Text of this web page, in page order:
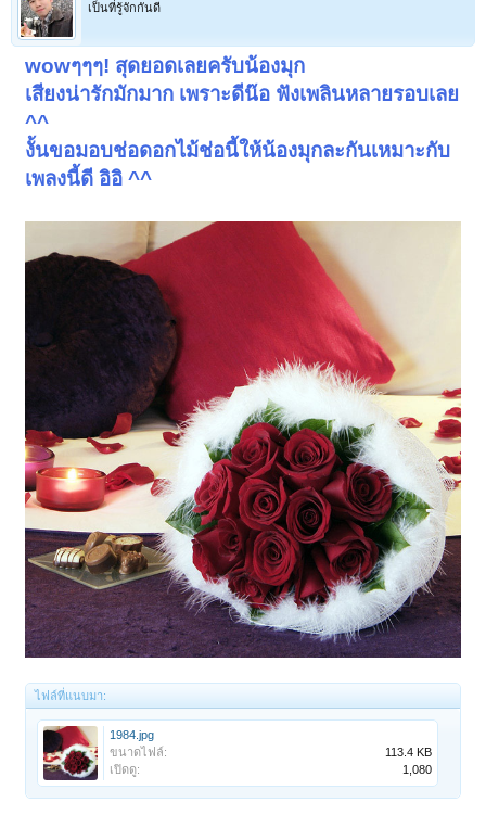
เป็นที่รู้จักกันดี
wowๆๆๆ! สุดยอดเลยครับน้องมุก
เสียงน่ารักมักมาก เพราะดีน๊อ ฟังเพลินหลายรอบเลย
^^
งั้นขอมอบช่อดอกไม้ช่อนี้ให้น้องมุกละกันเหมาะกับ
เพลงนี้ดี อิอิ ^^
ไฟล์ที่แนบมา:
1984.jpg
ขนาดไฟล์:
113.4 KB
เปิดดู:
1,080